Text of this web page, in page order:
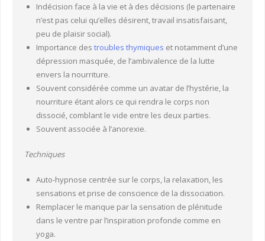
Indécision face à la vie et à des décisions (le partenaire
n’est pas celui qu’elles désirent, travail insatisfaisant,
peu de plaisir social).
Importance des troubles thymiques et notamment d’une
dépression masquée, de l’ambivalence de la lutte
envers la nourriture.
Souvent considérée comme un avatar de l’hystérie, la
nourriture étant alors ce qui rendra le corps non
dissocié, comblant le vide entre les deux parties.
Souvent associée à l’anorexie.
Techniques
Auto-hypnose centrée sur le corps, la relaxation, les
sensations et prise de conscience de la dissociation.
Remplacer le manque par la sensation de plénitude
dans le ventre par l’inspiration profonde comme en
yoga.